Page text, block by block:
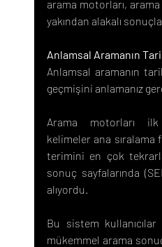
arama motorları,
yakından alakalı
Anlamsal Aramanın
Anlamsal aramanın
geçmişini anlamanız
Arama motorları ilk
kelimeler ana
terimini en çok
sonuç sayfalarında
alıyordu.
Bu sistem
mükemmel arama